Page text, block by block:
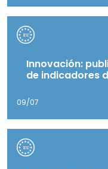
Innovación:
de indicadores
09/07